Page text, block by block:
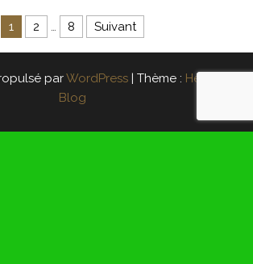
des publications
1 2 … 8 Suivant
parWordPress | Thème : Head
Blog